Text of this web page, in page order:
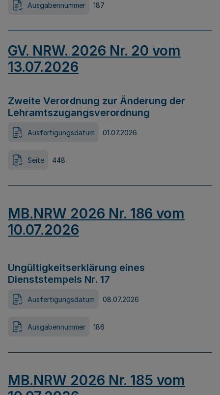
Ausgabennummer 187
GV. NRW. 2026 Nr. 20 vom
13.07.2026
Zweite Verordnung zur Änderung der
Lehramtszugangsverordnung
Ausfertigungsdatum 01.07.2026
Seite 448
MB.NRW 2026 Nr. 186 vom
10.07.2026
Ungültigkeitserklärung eines
Dienststempels Nr. 17
Ausfertigungsdatum 08.07.2026
Ausgabennummer 186
MB.NRW 2026 Nr. 185 vom